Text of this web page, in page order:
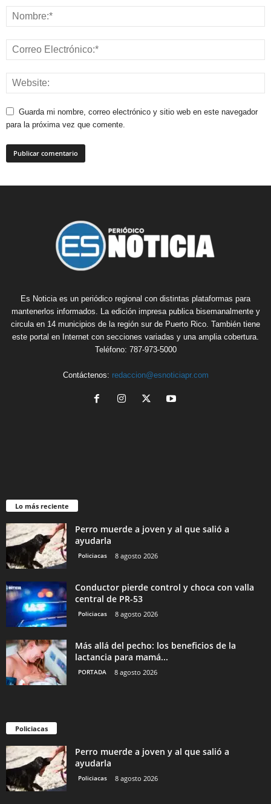
Guarda mi nombre, correo electrónico y sitio web en este navegador
para la próxima vez que comente.
Es Noticia es un periódico regional con distintas plataformas para
mantenerlos informados. La edición impresa publica bisemanalmente y
circula en 14 municipios de la región sur de Puerto Rico. También tiene
este portal en Internet con secciones variadas y una amplia cobertura.
Teléfono: 787-973-5000
Contáctenos: redaccion@esnoticiapr.com
Lo más reciente
Perro muerde a joven y al que salió a
ayudarla
Policiacas 8 agosto 2026
Conductor pierde control y choca con valla
central de PR-53
Policiacas 8 agosto 2026
Más allá del pecho: los beneficios de la
lactancia para mamá...
PORTADA 8 agosto 2026
Policiacas
Perro muerde a joven y al que salió a
ayudarla
Policiacas 8 agosto 2026